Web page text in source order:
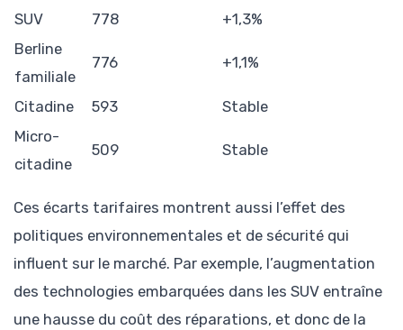
SUV
778
+1,3%
Berline
familiale
776 +1,1%
Citadine 593
Stable
Micro-
citadine
509 Stable
Ces écarts tarifaires montrent aussi l’effet des
politiques environnementales et de sécurité qui
influent sur le marché. Par exemple, l’augmentation
des technologies embarquées dans les SUV entraîne
une hausse du coût des réparations, et donc de la